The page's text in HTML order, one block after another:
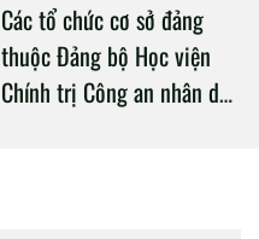
Các tổ chức cơ sở đảng
thuộc Đảng bộ Học viện
Chính trị Công an nhân dân